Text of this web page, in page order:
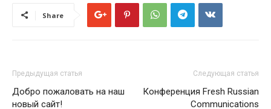
Share
Предыдущая статья
Добро пожаловать на наш
новый сайт!
Следующая статья
Конференция Fresh Russian
Communications